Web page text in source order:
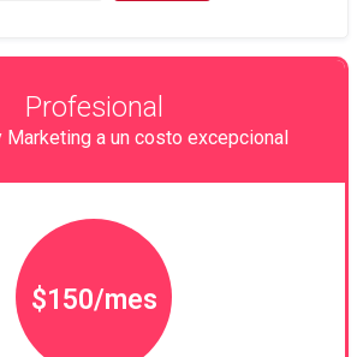
Profesional
Marketing a un costo excepcional
$150/mes